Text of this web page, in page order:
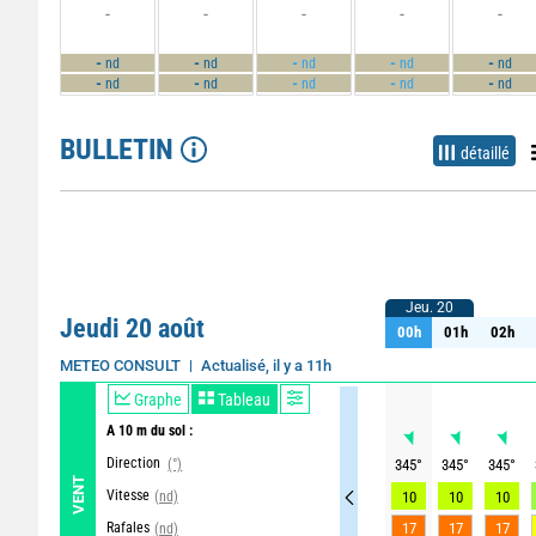
-
- nd
- nd
-
- nd
- nd
-
- nd
- nd
-
- nd
- nd
-
- nd
- nd
BULLETIN détaillé
Jeudi 20 août
METEO CONSULT Actualisé, il y a 11h
Mise à jour imminente
VENT
Graphe Tableau
A 10 m du sol :
Direction (°)
Vitesse (nd)
Rafales (nd)
Jeu. 20
00h 01h 02h
Jeu. 20
00h 01h 02h
345° 345° 345°
10
10 10
17
17 17